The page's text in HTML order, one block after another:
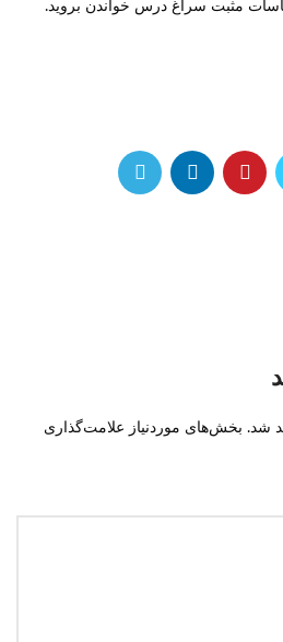
مثبت سراغ درس خواندن بروید.
شد. بخش‌های موردنیاز علامت‌گذاری